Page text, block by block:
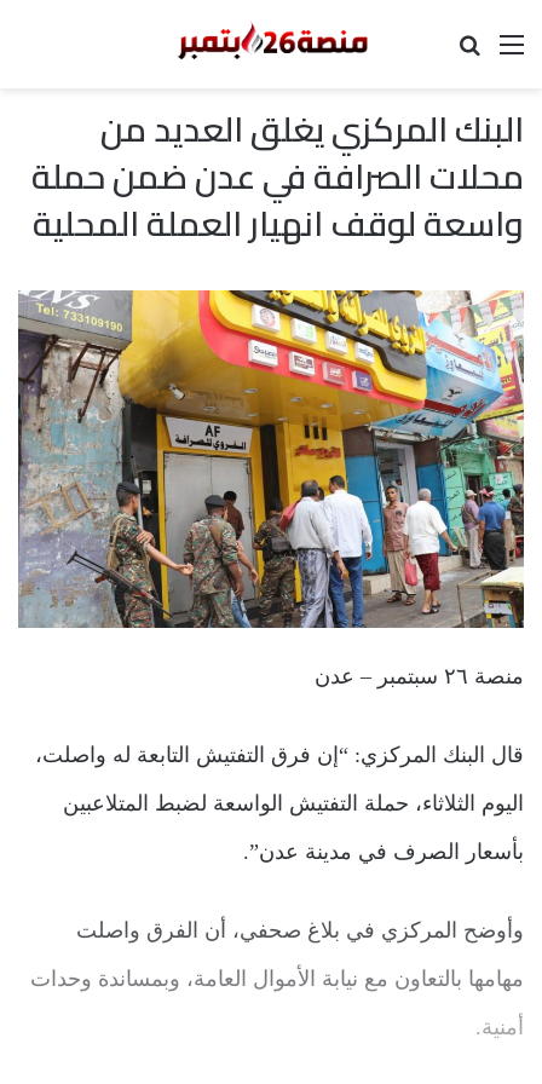
القائمة
البنك المركزي يغلق العديد من
محلات الصرافة في عدن ضمن حملة
واسعة لوقف انهيار العملة المحلية
منصة ٢٦ سبتمبر – عدن
قال البنك المركزي: “إن فرق التفتيش التابعة له واصلت،
اليوم الثلاثاء، حملة التفتيش الواسعة لضبط المتلاعبين
بأسعار الصرف في مدينة عدن”.
وأوضح المركزي في بلاغ صحفي، أن الفرق واصلت
مهامها بالتعاون مع نيابة الأموال العامة، وبمساندة وحدات
أمنية.